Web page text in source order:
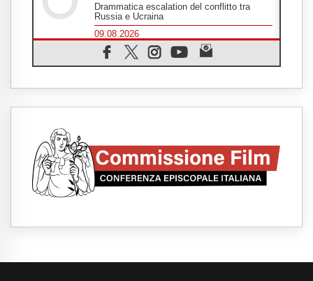
Drammatica escalation del conflitto tra
Russia e Ucraina
09.08.2026
Tra Tolkien e Leone, un convegno su
"l'uomo, il mezzo e l'algoritmo"
Spagna, controlli alle frontiere per i
09.08.2026
Il dialogo interreligioso, isola di resistenza
per rispondere alle paure del mondo
08.08.2026